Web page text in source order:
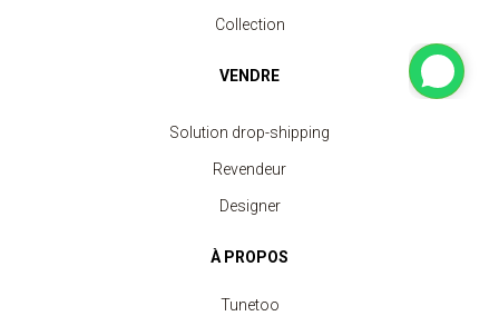
Collection
VENDRE
Solution drop-shipping
Revendeur
Designer
À PROPOS
Tunetoo